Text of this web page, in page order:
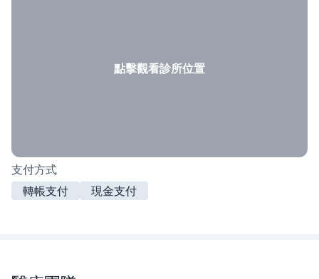
點擊觀看診所位置
支付方式
轉帳支付
現金支付